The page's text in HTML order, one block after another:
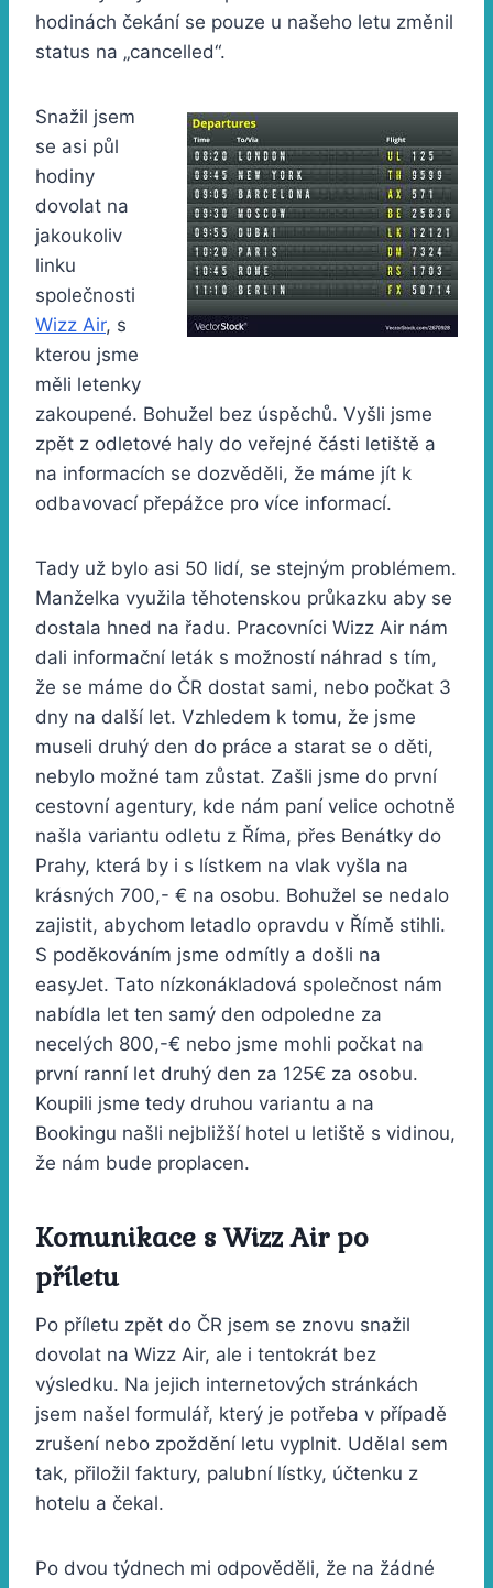
hodinách čekání se pouze u našeho letu změnil
status na „cancelled“.
Snažil jsem
se asi půl
hodiny
dovolat na
jakoukoliv
linku
společnosti
Wizz Air, s
kterou jsme
měli letenky
zakoupené. Bohužel bez úspěchů. Vyšli jsme
zpět z odletové haly do veřejné části letiště a
na informacích se dozvěděli, že máme jít k
odbavovací přepážce pro více informací.
Tady už bylo asi 50 lidí, se stejným problémem.
Manželka využila těhotenskou průkazku aby se
dostala hned na řadu. Pracovníci Wizz Air nám
dali informační leták s možností náhrad s tím,
že se máme do ČR dostat sami, nebo počkat 3
dny na další let. Vzhledem k tomu, že jsme
museli druhý den do práce a starat se o děti,
nebylo možné tam zůstat. Zašli jsme do první
cestovní agentury, kde nám paní velice ochotně
našla variantu odletu z Říma, přes Benátky do
Prahy, která by i s lístkem na vlak vyšla na
krásných 700,- € na osobu. Bohužel se nedalo
zajistit, abychom letadlo opravdu v Římě stihli.
S poděkováním jsme odmítly a došli na
easyJet. Tato nízkonákladová společnost nám
nabídla let ten samý den odpoledne za
necelých 800,-€ nebo jsme mohli počkat na
první ranní let druhý den za 125€ za osobu.
Koupili jsme tedy druhou variantu a na
Bookingu našli nejbližší hotel u letiště s vidinou,
že nám bude proplacen.
Komunikace s Wizz Air po
příletu
Po příletu zpět do ČR jsem se znovu snažil
dovolat na Wizz Air, ale i tentokrát bez
výsledku. Na jejich internetových stránkách
jsem našel formulář, který je potřeba v případě
zrušení nebo zpoždění letu vyplnit. Udělal sem
tak, přiložil faktury, palubní lístky, účtenku z
hotelu a čekal.
Po dvou týdnech mi odpověděli, že na žádné